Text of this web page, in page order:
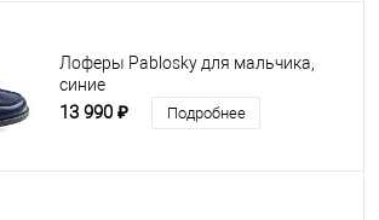
Лоферы Pablosky для мальчика,
синие
13 990 ₽ Подробнее